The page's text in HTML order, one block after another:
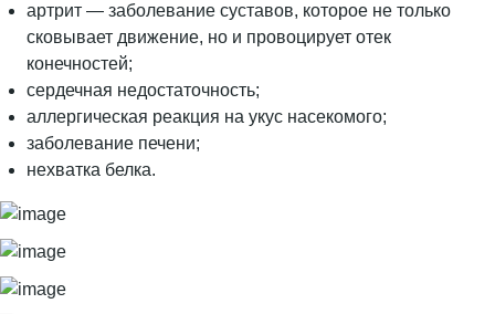
артрит — заболевание суставов, которое не только
сковывает движение, но и провоцирует отек
конечностей;
сердечная недостаточность;
аллергическая реакция на укус насекомого;
заболевание печени;
нехватка белка.